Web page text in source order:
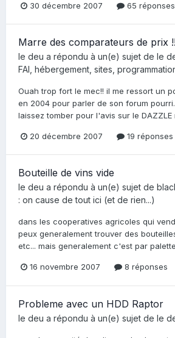
30 décembre 2007 65 réponses
Marre des comparateurs de prix
le deu a répondu à un(e) sujet de le
FAI, hébergement, sites,
Ouah trop fort le mec!! il me ressort un
en 2004 pour parler de son forum
laissez tomber pour l'avis sur le DAZZLE
20 décembre 2007 19 réponses
Bouteille de vins vide
le deu a répondu à un(e) sujet de
: on cause de tout ici (et de rien...)
dans les cooperatives agricoles qui
peux generalement trouver des
etc... mais generalement c'est par
16 novembre 2007 8 réponses
Probleme avec un HDD Raptor
le deu a répondu à un(e) sujet de le